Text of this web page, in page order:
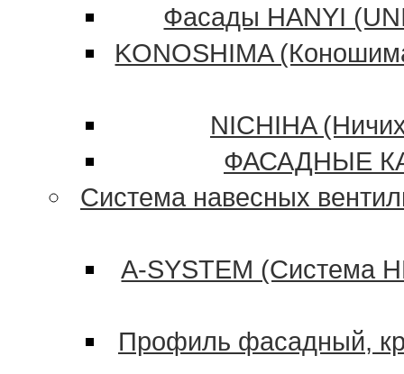
Фасады HANYI
KONOSHIMA
NICHIHA
ФАСАДНЫЕ
Система навесных
A-SYSTEM (Система
Профиль фасадный,